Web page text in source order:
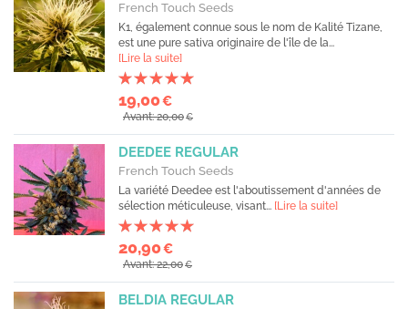
French Touch Seeds
K1, également connue sous le nom de Kalité Tizane,
est une pure sativa originaire de l'île de la...
[Lire la suite]
19,00€
Avant: 20,00€
DEEDEE REGULAR
French Touch Seeds
La variété Deedee est l'aboutissement d'années de
sélection méticuleuse, visant... [Lire la suite]
20,90€
Avant: 22,00€
BELDIA REGULAR